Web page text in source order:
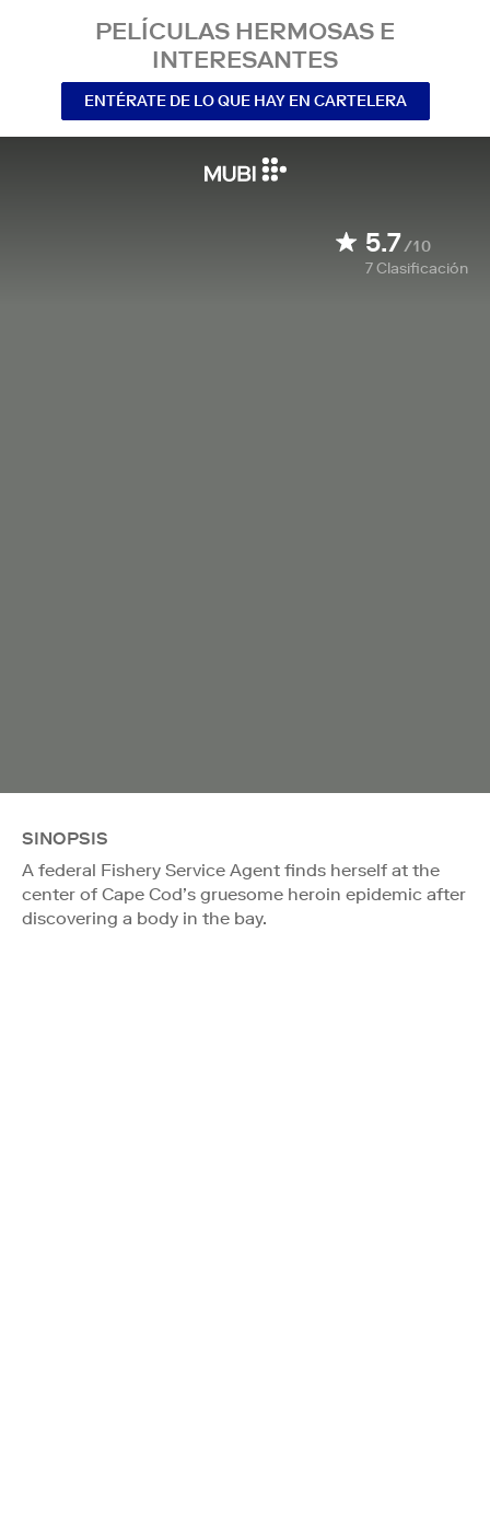
PELÍCULAS HERMOSAS E
INTERESANTES
ENTÉRATE DE LO QUE HAY EN CARTELERA
5.7/10
7Clasificación
SINOPSIS
A federal Fishery Service Agent finds herself at the
center of Cape Cod’s gruesome heroin epidemic after
discovering a body in the bay.